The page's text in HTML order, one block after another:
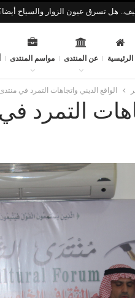
هل تسرق عيون الزوار والسياح
الرئيسية عن المنتدى مواسم المنتدى
الواقع الديني واتجاهات التمرد في منتدى
التمرد في